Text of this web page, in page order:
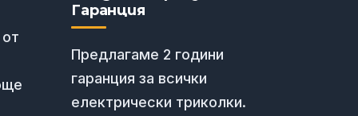
Гаранция
Предлагаме 2 години
гаранция за всички
електрически триколки.